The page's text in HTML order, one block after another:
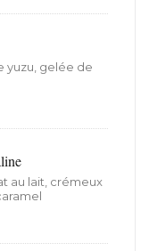
yuzu, gelée de
au lait, crémeux